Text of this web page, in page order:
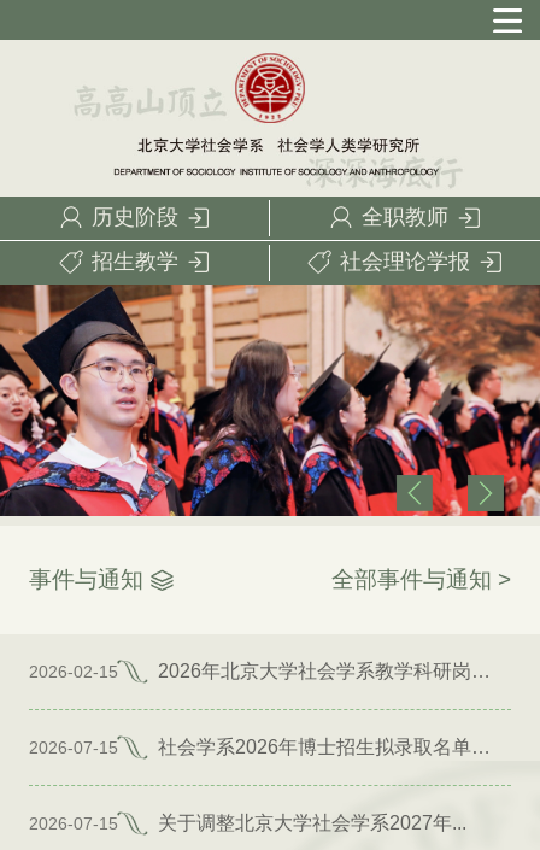
历史阶段
全职教师
招生教学
社会理论学报
事件与通知 全部事件与通知 >
2026-02-15 2026年北京大学社会学系教学科研岗位招聘启事
2026-07-15 社会学系2026年博士招生拟录取名单公示（专项）
2026-07-15 关于调整北京大学社会学系2027年...